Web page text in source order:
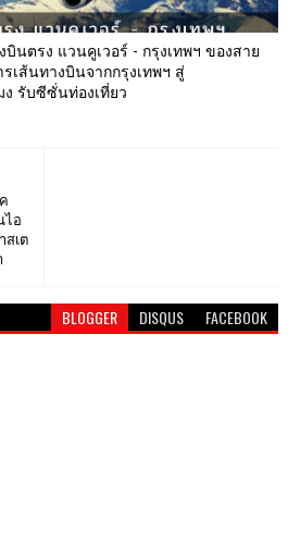
บินตรง แวนคูเวอร์ - กรุงเทพฯ ของสาย
เส้นทางบินจากกรุงเทพฯ สู่
ง รับซีซั่นท่องเที่ยว
ไอ
สเต
BLOGGER DISQUS FACEBOOK